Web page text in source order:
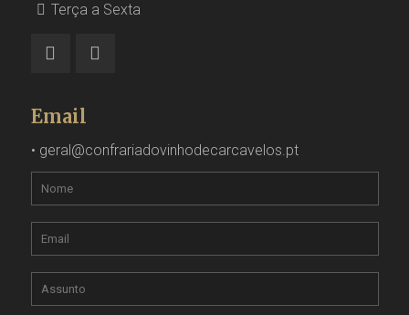
Terça a Sexta
Email
• geral@confrariadovinhodecarcavelos.pt